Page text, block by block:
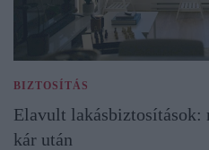
BIZTOSÍTÁS
Elavult
kár után